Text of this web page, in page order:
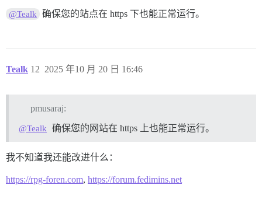
@Tealk 确保您的站点在 https 下也能正常运行。
Tealk 2025 年10 月 20 日 16:46
12
pmusaraj:
@Tealk 确保您的网站在 https 上也能正常运行。
我不知道我还能改进什么：
https://rpg-foren.com, https://forum.fedimins.net